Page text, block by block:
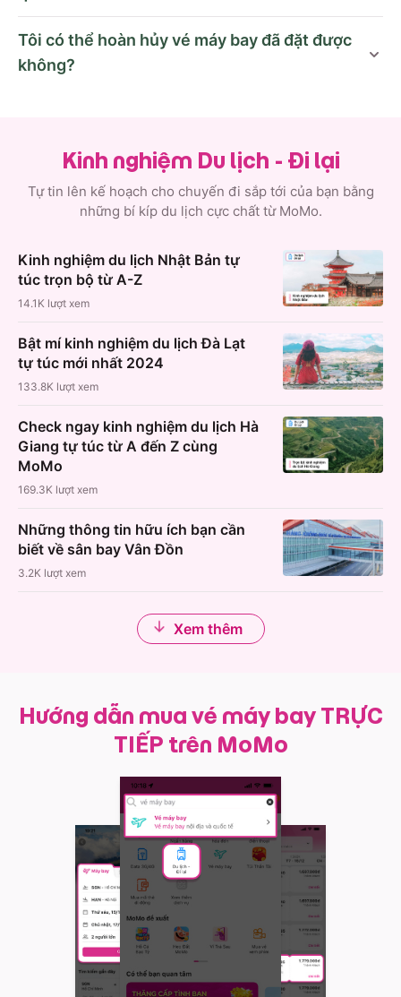
Tôi có thể hoàn hủy vé máy bay đã đặt được
không?
Kinh nghiệm Du lịch - Đi lại
Tự tin lên kế hoạch cho chuyến đi sắp tới của bạn bằng
những bí kíp du lịch cực chất từ MoMo.
Kinh nghiệm du lịch Nhật Bản tự
túc trọn bộ từ A-Z
14.1K lượt xem
Bật mí kinh nghiệm du lịch Đà Lạt
tự túc mới nhất 2024
133.8K lượt xem
Check ngay kinh nghiệm du lịch Hà
Giang tự túc từ A đến Z cùng
MoMo
169.3K lượt xem
Những thông tin hữu ích bạn cần
biết về sân bay Vân Đồn
3.2K lượt xem
Xem thêm
Hướng dẫn mua vé máy bay TRỰC
TIẾP trên MoMo